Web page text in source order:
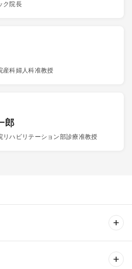
ク院長
産科婦人科准教授
郎
リハビリテーション部診療准教授